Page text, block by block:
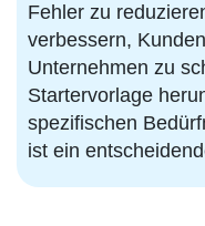
Fehler zu
verbessern,
Unternehmen zu
Startervorlage
spezifischen
ist ein